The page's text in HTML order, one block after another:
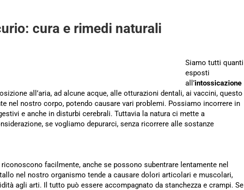
cura e rimedi naturali
Siamo tutti quanti
esposti
all’intossicazione
all’aria, ad alcune acque, alle otturazioni dentali, ai vaccini, questo
nel nostro corpo, potendo causare vari problemi. Possiamo incorrere in
e anche in disturbi cerebrali. Tuttavia la natura ci mette a
se vogliamo depurarci, senza ricorrere alle sostanze
facilmente, anche se possono subentrare lentamente nel
nel nostro organismo tende a causare dolori articolari e muscolari,
agli arti. Il tutto può essere accompagnato da stanchezza e crampi. Se